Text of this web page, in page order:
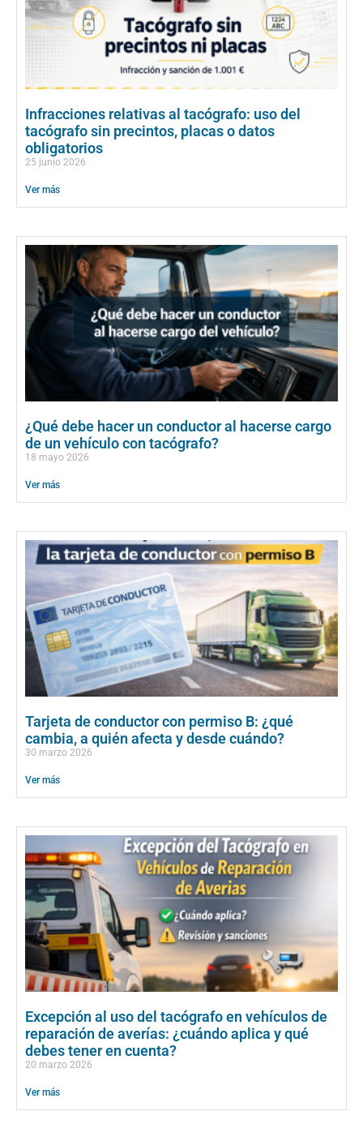
Infracciones relativas al tacógrafo: uso del
tacógrafo sin precintos, placas o datos
obligatorios
25 junio 2026
Ver más
¿Qué debe hacer un conductor al hacerse cargo
de un vehículo con tacógrafo?
18 mayo 2026
Ver más
Tarjeta de conductor con permiso B: ¿qué
cambia, a quién afecta y desde cuándo?
30 marzo 2026
Ver más
Excepción al uso del tacógrafo en vehículos de
reparación de averías: ¿cuándo aplica y qué
debes tener en cuenta?
20 marzo 2026
Ver más